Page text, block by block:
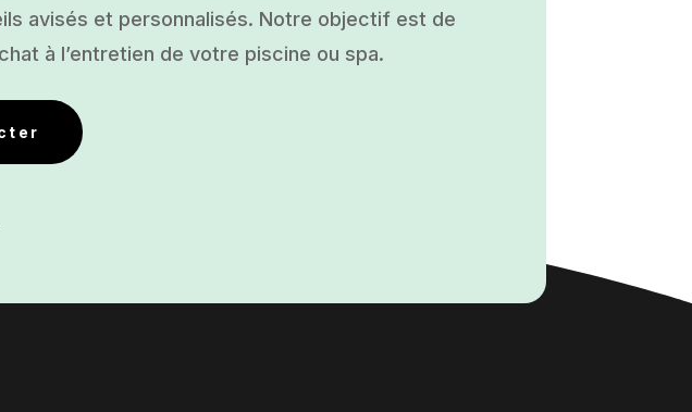
avisés et personnalisés. Notre objectif est de
à l’entretien de votre piscine ou spa.